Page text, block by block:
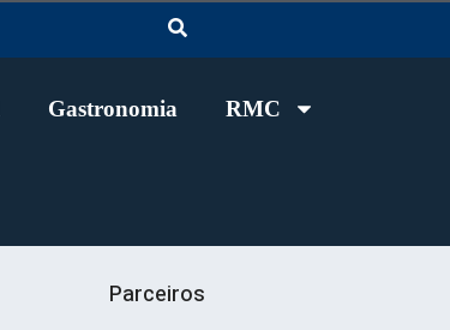
Gastronomia RMC
Parceiros